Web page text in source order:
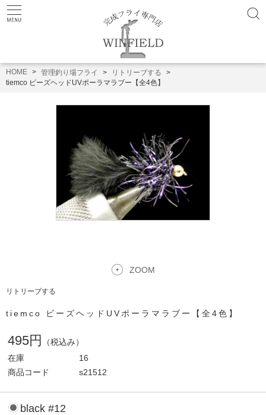
HOME 管理釣り場フライ
リトリーブする
tiemco ビーズヘッドUVポーラマラブー【全4色】
ZOOM
リトリーブする
tiemco ビーズヘッドUVポーラマラブー【全4色】
495円
（税込み）
在庫
16
商品コード
s21512
black #12